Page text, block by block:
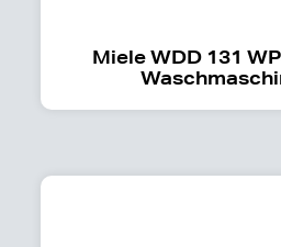
Miele WDD 131